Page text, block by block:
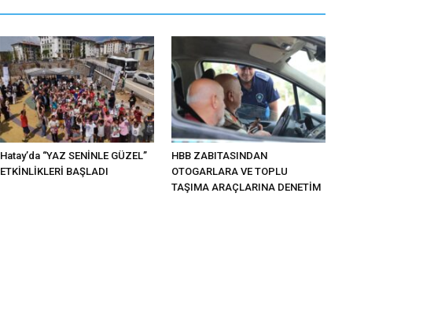
Hatay’da “YAZ SENİNLE GÜZEL”
ETKİNLİKLERİ BAŞLADI
HBB ZABITASINDAN
OTOGARLARA VE TOPLU
TAŞIMA ARAÇLARINA DENETİM